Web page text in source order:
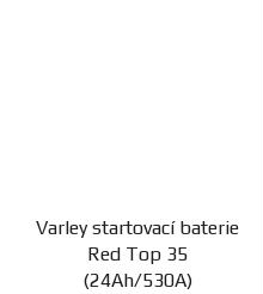
Varley startovací baterie
Red Top 35
(24Ah/530A)